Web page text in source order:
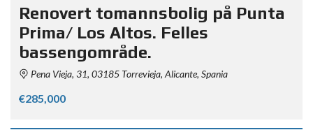
Renovert tomannsbolig på Punta
Prima/ Los Altos. Felles
bassengområde.
Pena Vieja, 31, 03185 Torrevieja, Alicante, Spania
€285,000